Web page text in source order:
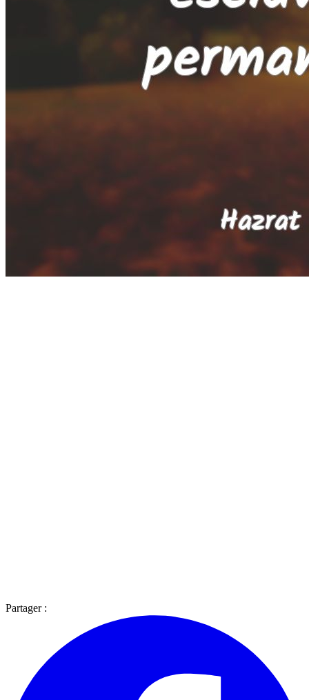
Partager :